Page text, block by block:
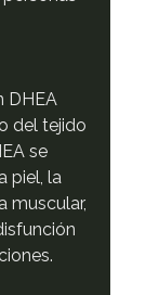
DHEA
del tejido
se
piel, la
muscular,